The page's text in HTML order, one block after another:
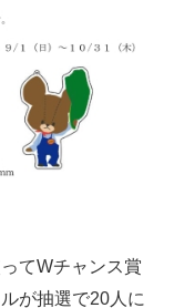
てWチャンス賞
が抽選で20人に